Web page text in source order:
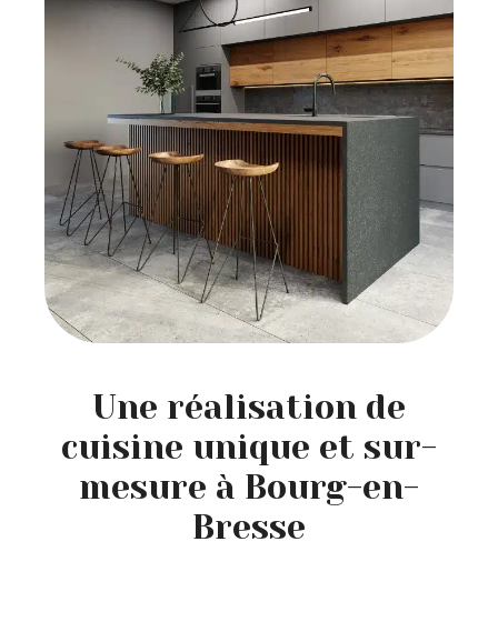
Une réalisation de
cuisine unique et sur-
mesure à Bourg-en-
Bresse